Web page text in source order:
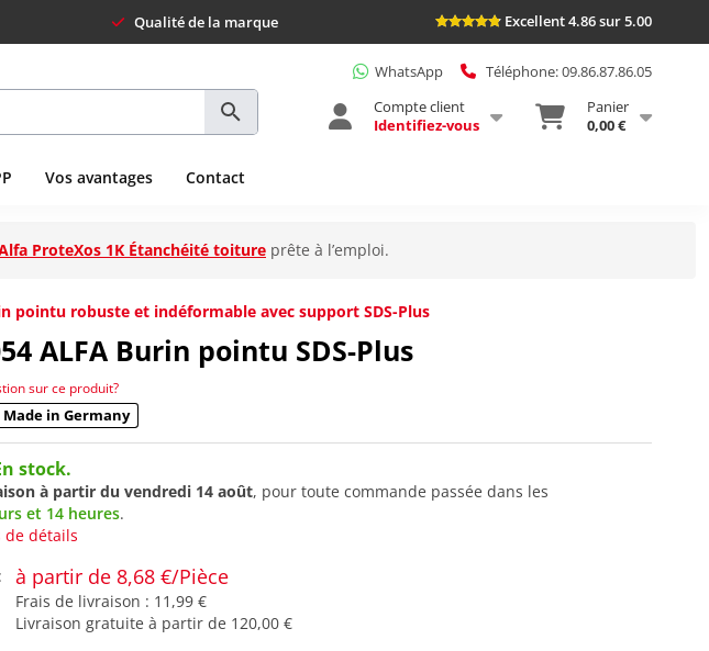
Qualité de la marque Excellent 4.86 sur 5.00
WhatsApp
Téléphone: 09.86.87.86.05
Compte client
Identifiez-vous
Panier
0,00 €
Vos avantages Contact
ProteXos 1K Étanchéité toiture prête à l’emploi.
pointu robuste et indéformable avec support SDS-Plus
ALFA Burin pointu SDS-Plus
sur ce produit?
Made in Germany
stock.
à partir du vendredi 14 août, pour toute commande passée dans les
et 14 heures.
de détails
à partir de 8,68 €/Pièce
Frais de livraison : 11,99 €
Livraison gratuite à partir de 120,00 €